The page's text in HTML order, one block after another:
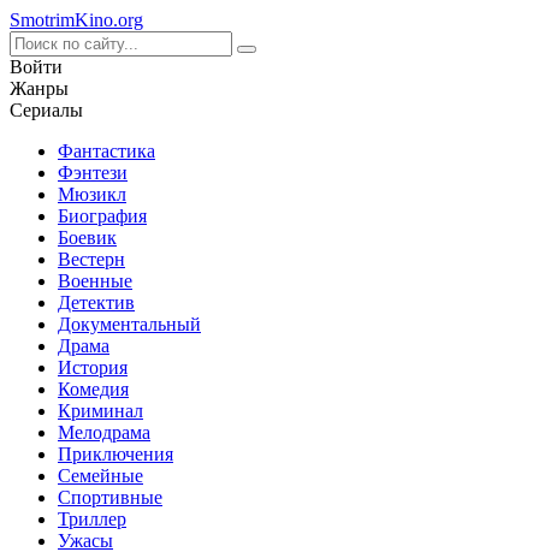
SmotrimKino.org
Войти
Жанры
Сериалы
Фантастика
Фэнтези
Мюзикл
Биография
Боевик
Вестерн
Военные
Детектив
Документальный
Драма
История
Комедия
Криминал
Мелодрама
Приключения
Семейные
Спортивные
Триллер
Ужасы